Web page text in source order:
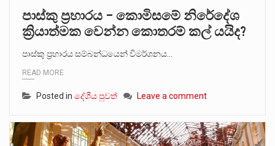
පාස්කු ප්‍රහාරය – කොමිසමේ නිරේදේශ
ක්‍රියාත්මක වෙන්න කොතරම් කල් යයිද?
පාස්කු ප්‍රහාරය සම්බන්ධයෙන් විමර්ශනය…
READ MORE
Posted in දේශීය පුවත් Leave a comment